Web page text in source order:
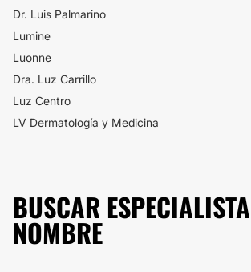
Dr. Luis Palmarino
Lumine
Luonne
Dra. Luz Carrillo
Luz Centro
LV Dermatología y Medicina
BUSCAR
NOMBRE